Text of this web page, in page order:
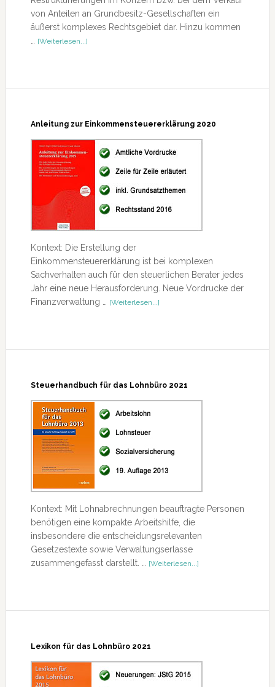
von Anteilen an Grundbesitz-Gesellschaften ein
äußerst komplexes Rechtsgebiet dar. Hinzu kommen
[Weiterlesen...]ÜberGrunderwerbsteuergesetz
Anleitung zur Einkommensteuererklärung 2020
Kontext: Die Erstellung der
Einkommensteuererklärung ist bei komplexen
Sachverhalten auch für den steuerlichen Berater jedes
Jahr eine neue Herausforderung. Neue Vordrucke der
Finanzverwaltung …
[Weiterlesen...]ÜberAnleitung
Steuerhandbuch für das Lohnbüro 2021
Kontext: Mit Lohnabrechnungen beauftragte Personen
benötigen eine kompakte Arbeitshilfe, die
insbesondere die entscheidungsrelevanten
Gesetzestexte sowie Verwaltungserlasse
zusammengefasst darstellt. …
[Weiterlesen...]ÜberSteuerhandbuch
Lexikon für das Lohnbüro 2021